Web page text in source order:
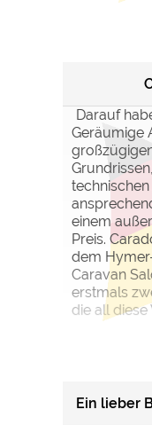
Darauf
Geräumige
einem
Preis.
dem
Caravan
erstmals
die all diese
Ein lieber